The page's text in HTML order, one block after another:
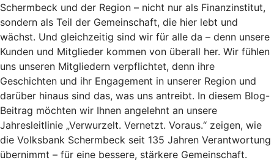
Schermbeck und der Region – nicht nur als Finanzinstitut,
sondern als Teil der Gemeinschaft, die hier lebt und
wächst. Und gleichzeitig sind wir für alle da – denn unsere
Kunden und Mitglieder kommen von überall her. Wir fühlen
uns unseren Mitgliedern verpflichtet, denn ihre
Geschichten und ihr Engagement in unserer Region und
darüber hinaus sind das, was uns antreibt. In diesem Blog-
Beitrag möchten wir Ihnen angelehnt an unsere
Jahresleitlinie „Verwurzelt. Vernetzt. Voraus.“ zeigen, wie
die Volksbank Schermbeck seit 135 Jahren Verantwortung
übernimmt – für eine bessere, stärkere Gemeinschaft.